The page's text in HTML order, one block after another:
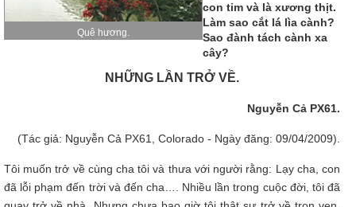
Quê hương.
con tim và là xương thịt.
Làm sao cắt lá lìa cành?
Sao đành tách cành xa
cây?
NHỮNG LẦN TRỞ VỀ.
Nguyễn Cả PX61.
(Tác giả: Nguyễn Cả PX61, Colorado - Ngày đăng: 09/04/2009).
Tôi muốn trở về cùng cha tôi và thưa với người rằng: Lạy cha, con
đã lỗi phạm đến trời và đến cha…. Nhiều lần trong cuộc đời, tôi đã